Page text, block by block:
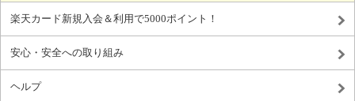
楽天カード新規入会＆利用で5000ポイント！
安心・安全への取り組み
ヘルプ